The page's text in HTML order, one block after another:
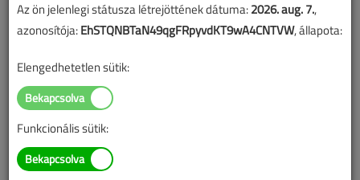
A megjelenések éves ütemezése aMédiaajánlatoldalon
található.
VGF&HKL szaklap 2019.
január-február
= A lapszám szakcikkeinek teljes tartalma csak előfizetőink vagy
Az ön jelenlegi státusza létrejöttének dátuma:2026. aug. 7.,
azonosítója:EhSTQNBTaN49qgFRpyvdKT9wA4CNTVW, állapota:
Elengedhetetlen sütik:
Funkcionális sütik: